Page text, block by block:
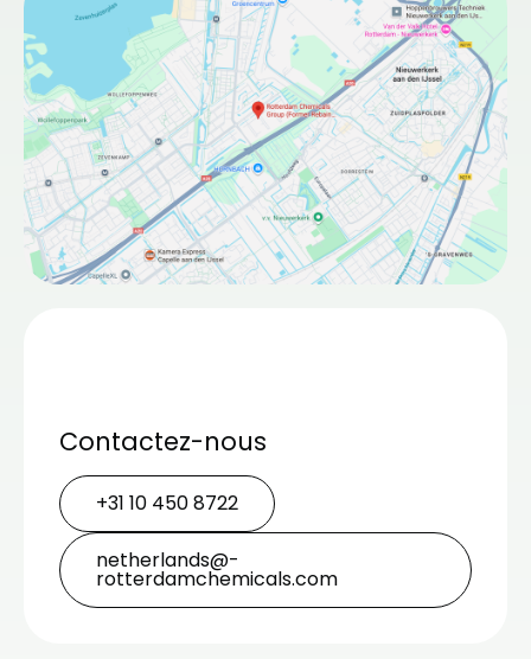
Contactez-nous
+31 10 450 8722
netherlands@­
rotterdamchemicals.com